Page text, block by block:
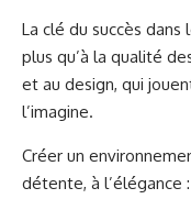
La clé du succès
plus qu’à la qualité
et au design, qui
l’imagine.
Créer un
détente, à l’élégance